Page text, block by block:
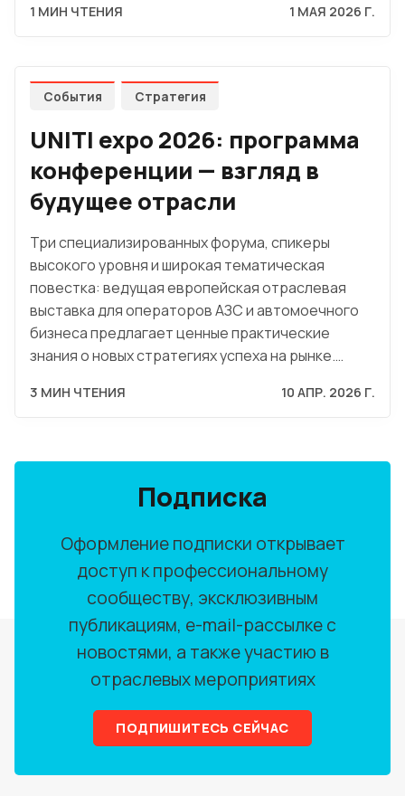
1 МИН ЧТЕНИЯ 1 МАЯ 2026 Г.
События Стратегия
UNITI expo 2026: программа
конференции — взгляд в
будущее отрасли
Три специализированных форума, спикеры
высокого уровня и широкая тематическая
повестка: ведущая европейская отраслевая
выставка для операторов АЗС и автомоечного
бизнеса предлагает ценные практические
знания о новых стратегиях успеха на рынке.…
3 МИН ЧТЕНИЯ 10 АПР. 2026 Г.
Подписка
Оформление подписки открывает
доступ к профессиональному
сообществу, эксклюзивным
публикациям, e-mail-рассылке с
новостями, а также участию в
отраслевых мероприятиях
ПОДПИШИТЕСЬ СЕЙЧАС